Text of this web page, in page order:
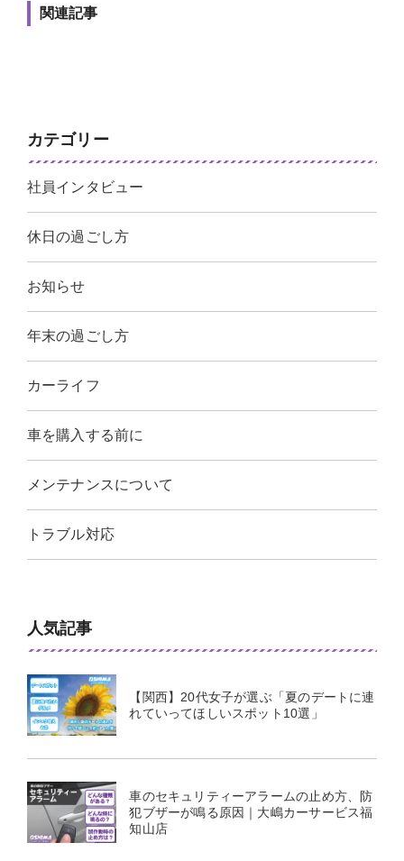
関連記事
カテゴリー
社員インタビュー
休日の過ごし方
お知らせ
年末の過ごし方
カーライフ
車を購入する前に
メンテナンスについて
トラブル対応
人気記事
【関西】20代女子が選ぶ「夏のデートに連
れていってほしいスポット10選」
車のセキュリティーアラームの止め方、防
犯ブザーが鳴る原因｜大嶋カーサービス福
知山店